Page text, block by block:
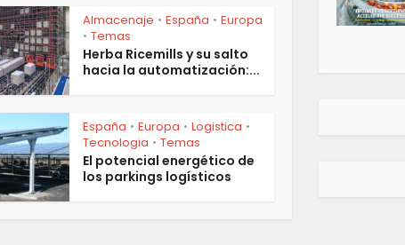
Almacenaje • España • Europa
• Temas
Herba Ricemills y su salto
hacia la automatización:...
España • Europa • Logistica •
Tecnologia • Temas
El potencial energético de
los parkings logísticos